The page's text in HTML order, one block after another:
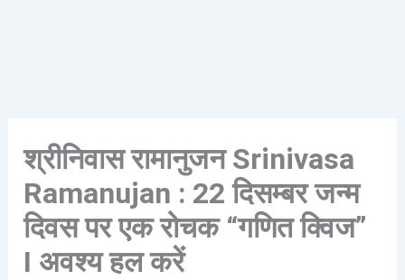
श्रीनिवास रामानुजन Srinivasa
Ramanujan : 22 दिसम्बर जन्म
दिवस पर एक रोचक “गणित क्विज”
I अवश्य हल करें